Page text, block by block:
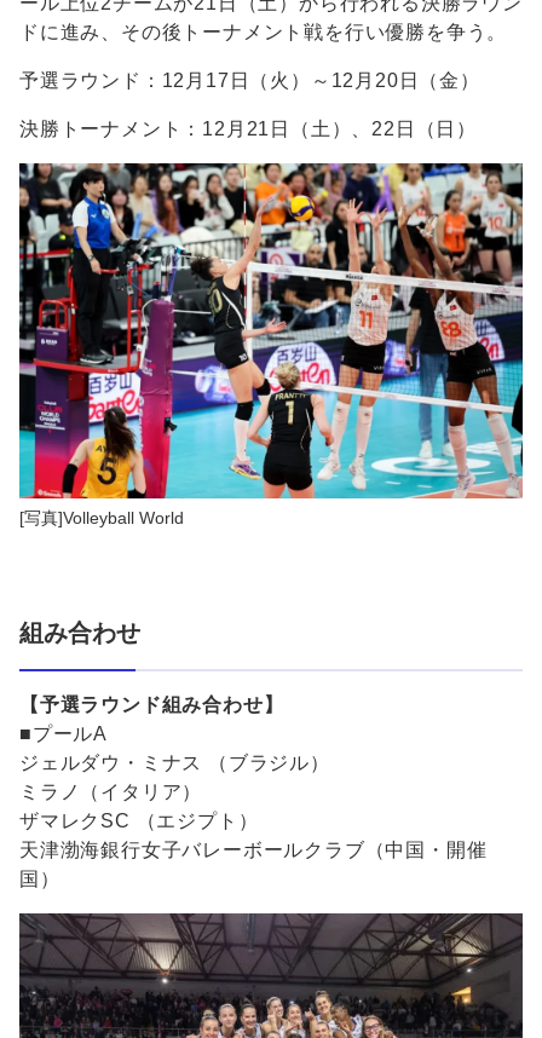
ドに進み、その後トーナメント戦を行い優勝を争う。
予選ラウンド：12月17日（火）～12月20日（金）
決勝トーナメント：12月21日（土）、22日（日）
[写真]Volleyball World
組み合わせ
【予選ラウンド組み合わせ】
■プールA
ジェルダウ・ミナス （ブラジル）
ミラノ（イタリア）
ザマレクSC （エジプト）
天津渤海銀行女子バレーボールクラブ（中国・開催
国）